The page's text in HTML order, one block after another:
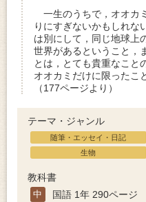
一生のうちで，オオカ
りにすぎないかもしれな
は別にして，同じ地球上
世界があるということ，
とは，とても貴重なこと
オオカミだけに限ったこ
（177ページより）
テーマ・ジャンル
随筆・エッセイ・日記
生物
教科書
中 国語 1年 290ページ